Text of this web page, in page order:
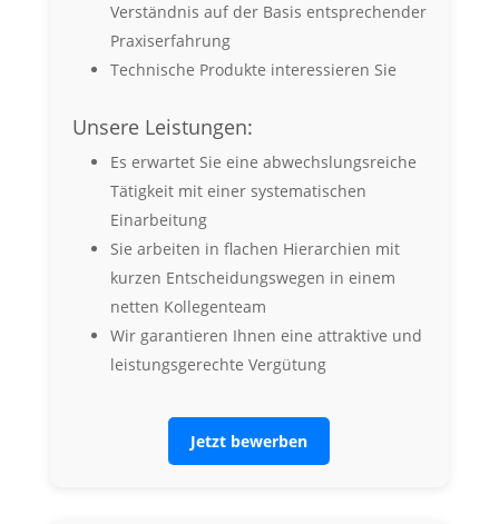
Verständnis auf der Basis entsprechender
Praxiserfahrung
Technische Produkte interessieren Sie
Unsere Leistungen:
Es erwartet Sie eine abwechslungsreiche
Tätigkeit mit einer systematischen
Einarbeitung
Sie arbeiten in flachen Hierarchien mit
kurzen Entscheidungswegen in einem
netten Kollegenteam
Wir garantieren Ihnen eine attraktive und
leistungsgerechte Vergütung
Jetzt bewerben